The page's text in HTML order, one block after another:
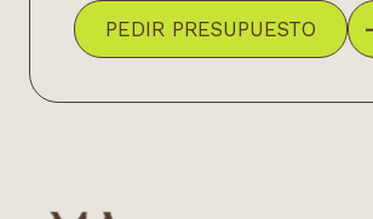
PEDIR PRESUPUESTO